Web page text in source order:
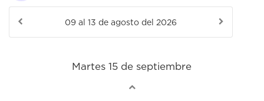
Martes 15 de septiembre